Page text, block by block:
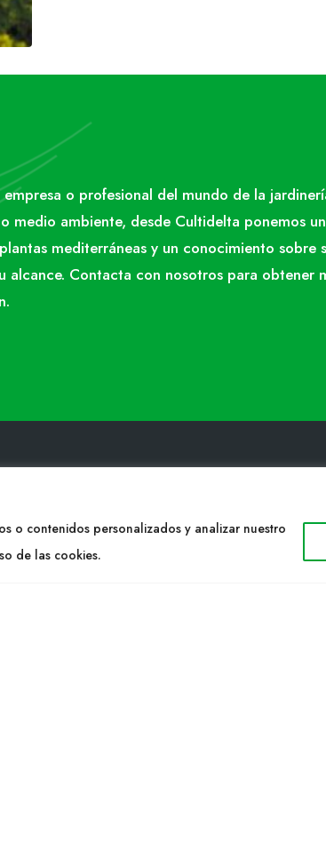
o contenidos personalizados y analizar nuestro
de las cookies.
empresa o profesional del mundo de la
medio ambiente, desde Cultidelta ponemos un
mediterráneas y un conocimiento sobre
alcance. Contacta con nosotros para obtener
WEB